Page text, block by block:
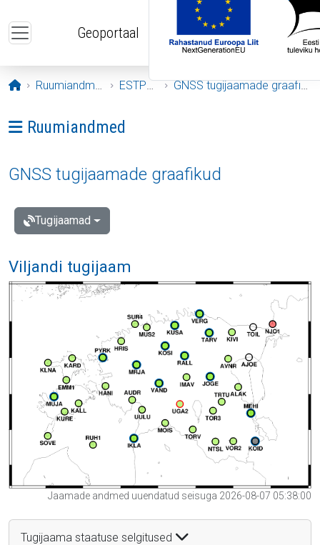
Geoportaal
Avaleht
Ruumiandmed ESTPOS GNSS tugijaamade graafikud
Ava menüü: Ruumiandmed
Ruumiandmed
GNSS tugijaamade graafikud
Tugijaamad
Viljandi tugijaam
Jaamade andmed uuendatud seisuga 2026-08-07 05:38:00
Tugijaama staatuse selgitused